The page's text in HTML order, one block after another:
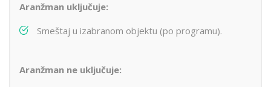
Aranžman uključuje:
Smeštaj u izabranom objektu (po programu).
Aranžman ne uključuje: